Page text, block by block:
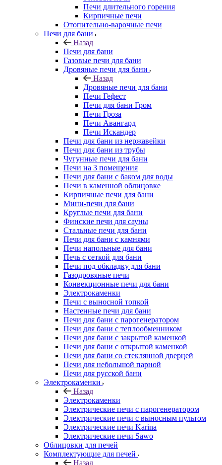
Печи длительного горения
Кирпичные печи
Отопительно-варочные печи
Печи для бани
Назад
Печи для бани
Газовые печи для бани
Дровяные печи для бани
Назад
Дровяные печи для бани
Печи Гефест
Печи для бани Гром
Печи Гроза
Печи Авангард
Печи Искандер
Печи для бани из нержавейки
Печи для бани из трубы
Чугунные печи для бани
Печи на 3 помещения
Печи для бани с баком для воды
Печи в каменной облицовке
Кирпичные печи для бани
Мини-печи для бани
Круглые печи для бани
Финские печи для сауны
Стальные печи для бани
Печи для бани с камнями
Печи напольные для бани
Печь с сеткой для бани
Печи под обкладку для бани
Газодровяные печи
Конвекционные печи для бани
Электрокаменки
Печи с выносной топкой
Настенные печи для бани
Печи для бани с парогенератором
Печи для бани с теплообменником
Печи для бани с закрытой каменкой
Печи для бани с открытой каменкой
Печи для бани со стеклянной дверцей
Печи для небольшой парной
Печи для русской бани
Электрокаменки
Назад
Электрокаменки
Электрические печи с парогенератором
Электрические печи с выносным пультом
Электрические печи Karina
Электрические печи Sawo
Облицовки для печей
Комплектующие для печей
Назад